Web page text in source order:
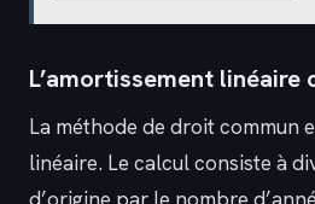
L’amortissement linéaire
La méthode de droit commun
linéaire. Le calcul consiste à